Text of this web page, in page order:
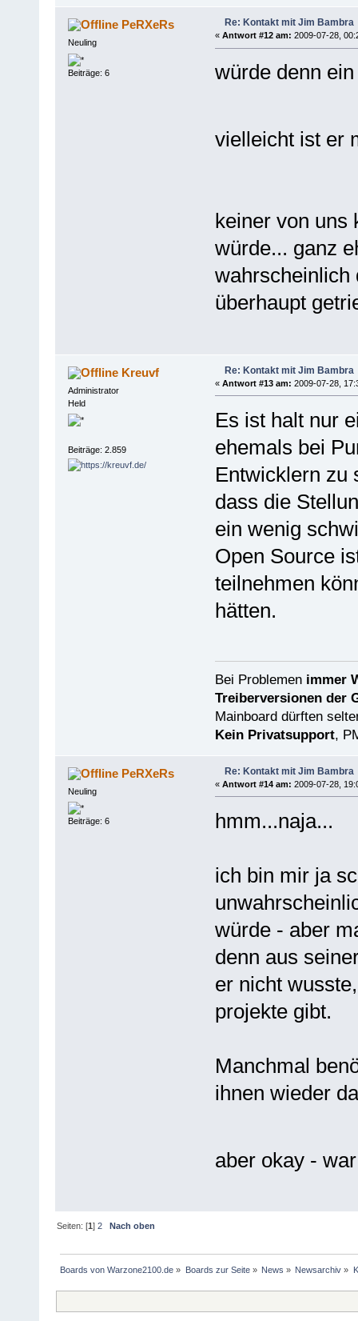
PeRXeRs
Neuling
Beiträge: 6
Re: Kontakt mit Jim Bambra
« Antwort #12 am: 2009-07-28,
würde denn
vielleicht ist er
keiner von uns
würde... ganz
wahrscheinlich
überhaupt
Kreuvf
Administrator
Held
Beiträge: 2.859
Re: Kontakt mit Jim Bambra
« Antwort #13 am: 2009-07-28,
Es ist halt nur
ehemals bei
Entwicklern zu
dass die
ein wenig
Open Source
teilnehmen
hätten.
Bei Problemen immer
Treiberversionen der
Mainboard dürften
Kein Privatsupport,
PeRXeRs
Neuling
Beiträge: 6
Re: Kontakt mit Jim Bambra
« Antwort #14 am: 2009-07-28,
hmm...naja...
ich bin mir ja
würde - aber
denn aus
er nicht
projekte gibt.
Manchmal
ihnen wieder
aber okay -
Seiten: [1]2 Nach oben
Boards von Warzone2100.de » Boards zur Seite» News » Newsarchiv »